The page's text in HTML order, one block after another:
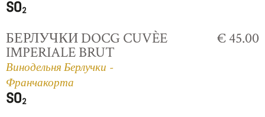
БЕРЛУЧКИ DOCG CUVÈE
IMPERIALE BRUT
Винодельня Берлучки -
Франчакорта
€ 45.00